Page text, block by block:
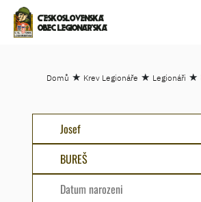
ČESKOSLOVENSKÁ
OBEC LEGIONÁŘSKÁ
Domů ★ Krev Legionáře ★ Legionáři ★